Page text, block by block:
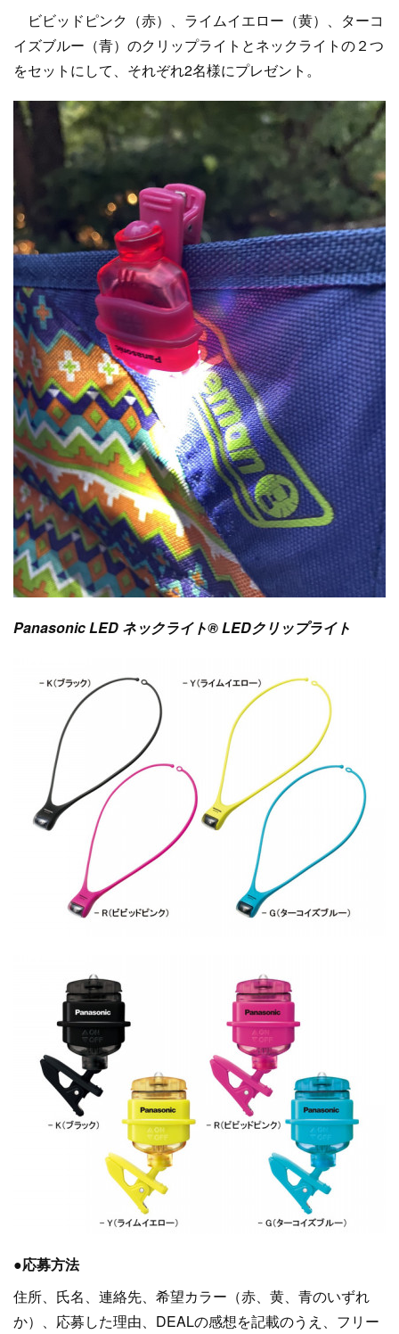
ビビッドピンク（赤）、ライムイエロー（黄）、ターコ
イズブルー（青）のクリップライトとネックライトの２つ
をセットにして、それぞれ2名様にプレゼント。
Panasonic LED ネックライト® LEDクリップライト
●応募方法
住所、氏名、連絡先、希望カラー（赤、黄、青のいずれ
か）、応募した理由、DEALの感想を記載のうえ、フリー